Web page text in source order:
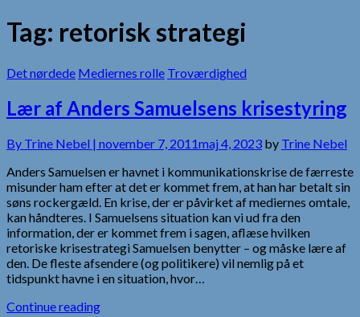
Tag: retorisk strategi
Det nørdede Mediernes rolle Troværdighed
Lær af Anders Samuelsens krisestyring
By Trine Nebel | november 7, 2011maj 4, 2023 by Trine Nebel
Anders Samuelsen er havnet i kommunikationskrise de færreste
misunder ham efter at det er kommet frem, at han har betalt sin
søns rockergæld. En krise, der er påvirket af mediernes omtale,
kan håndteres. I Samuelsens situation kan vi ud fra den
information, der er kommet frem i sagen, aflæse hvilken
retoriske krisestrategi Samuelsen benytter – og måske lære af
den. De fleste afsendere (og politikere) vil nemlig på et
tidspunkt havne i en situation, hvor…
Continue reading